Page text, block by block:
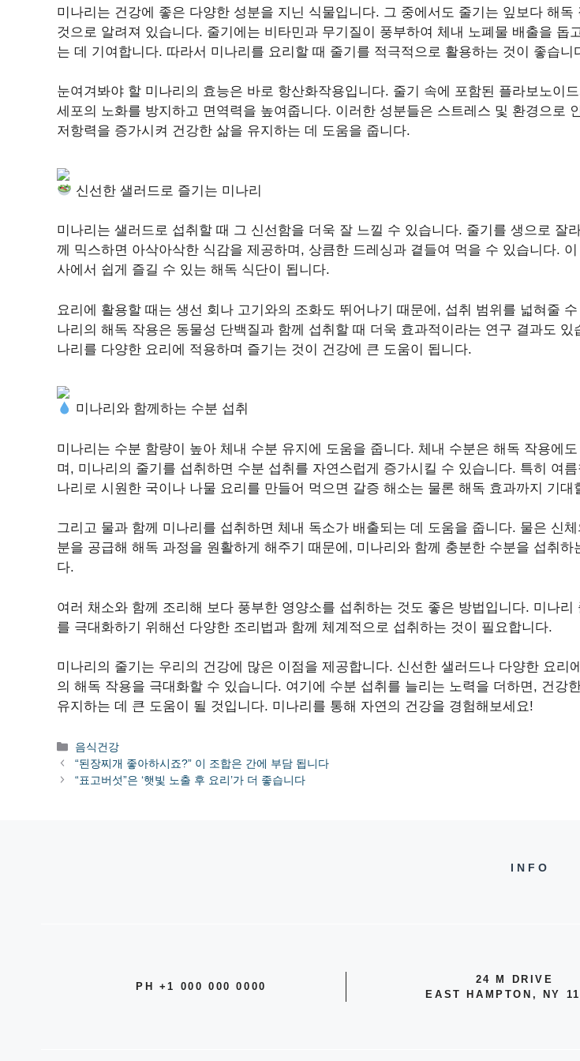
미나리는 건강에 좋은 다양한 성분을 지닌 식물입니다. 그 중에서도 줄기는 잎보다 해독
것으로 알려져 있습니다. 줄기에는 비타민과 무기질이 풍부하여 체내 노폐물 배출을 돕
는 데 기여합니다. 따라서 미나리를 요리할 때 줄기를 적극적으로 활용하는 것이 좋습니
눈여겨봐야 할 미나리의 효능은 바로 항산화작용입니다. 줄기 속에 포함된 플라보노이
세포의 노화를 방지하고 면역력을 높여줍니다. 이러한 성분들은 스트레스 및 환경으로
저항력을 증가시켜 건강한 삶을 유지하는 데 도움을 줍니다.
신선한 샐러드로 즐기는 미나리
미나리는 샐러드로 섭취할 때 그 신선함을 더욱 잘 느낄 수 있습니다. 줄기를 생으로 잘
께 믹스하면 아삭아삭한 식감을 제공하며, 상큼한 드레싱과 곁들여 먹을 수 있습니다.
사에서 쉽게 즐길 수 있는 해독 식단이 됩니다.
요리에 활용할 때는 생선 회나 고기와의 조화도 뛰어나기 때문에, 섭취 범위를 넓혀줄
나리의 해독 작용은 동물성 단백질과 함께 섭취할 때 더욱 효과적이라는 연구 결과도 있
나리를 다양한 요리에 적용하며 즐기는 것이 건강에 큰 도움이 됩니다.
미나리와 함께하는 수분 섭취
미나리는 수분 함량이 높아 체내 수분 유지에 도움을 줍니다. 체내 수분은 해독 작용에
며, 미나리의 줄기를 섭취하면 수분 섭취를 자연스럽게 증가시킬 수 있습니다. 특히 여
나리로 시원한 국이나 나물 요리를 만들어 먹으면 갈증 해소는 물론 해독 효과까지 기대
그리고 물과 함께 미나리를 섭취하면 체내 독소가 배출되는 데 도움을 줍니다. 물은 신
분을 공급해 해독 과정을 원활하게 해주기 때문에, 미나리와 함께 충분한 수분을 섭취하
다.
여러 채소와 함께 조리해 보다 풍부한 영양소를 섭취하는 것도 좋은 방법입니다. 미나리
를 극대화하기 위해선 다양한 조리법과 함께 체계적으로 섭취하는 것이 필요합니다.
미나리의 줄기는 우리의 건강에 많은 이점을 제공합니다. 신선한 샐러드나 다양한 요리
의 해독 작용을 극대화할 수 있습니다. 여기에 수분 섭취를 늘리는 노력을 더하면, 건강
유지하는 데 큰 도움이 될 것입니다. 미나리를 통해 자연의 건강을 경험해보세요!
카
테
고
음식건강
“된장찌개 좋아하시죠?” 이 조합은 간에 부담 됩니다
“표고버섯”은 ‘햇빛 노출 후 요리’가 더 좋습니다
INFO
PH +1 000 000 0000
24 M DRIVE
EAST HAMPTON, NY